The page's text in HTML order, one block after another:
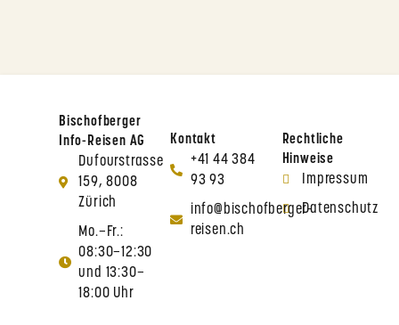
Bischofberger
Info-Reisen AG
Dufourstrasse
159, 8008
Zürich
Mo.–Fr.:
08:30–12:30
und 13:30–
18:00 Uhr
Kontakt
+41 44 384
93 93
info@bischofberger-
reisen.ch
Rechtliche
Hinweise
Impressum
Datenschutz